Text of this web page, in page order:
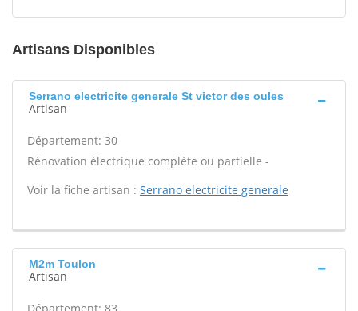
Artisans Disponibles
Serrano electricite generale St victor des oules
Artisan
Département: 30
Rénovation électrique complète ou partielle -
Voir la fiche artisan : Serrano electricite generale
M2m Toulon
Artisan